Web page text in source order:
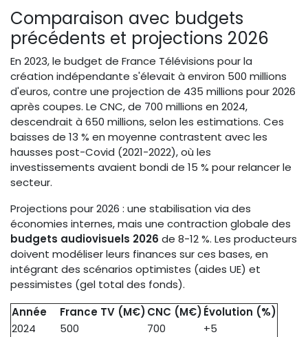
Comparaison avec budgets
précédents et projections 2026
En 2023, le budget de France Télévisions pour la
création indépendante s'élevait à environ 500 millions
d'euros, contre une projection de 435 millions pour 2026
après coupes. Le CNC, de 700 millions en 2024,
descendrait à 650 millions, selon les estimations. Ces
baisses de 13 % en moyenne contrastent avec les
hausses post-Covid (2021-2022), où les
investissements avaient bondi de 15 % pour relancer le
secteur.
Projections pour 2026 : une stabilisation via des
économies internes, mais une contraction globale des
budgets audiovisuels 2026 de 8-12 %. Les producteurs
doivent modéliser leurs finances sur ces bases, en
intégrant des scénarios optimistes (aides UE) et
pessimistes (gel total des fonds).
Année
France TV (M€)CNC (M€)Évolution (%)
2024
500 700
+5